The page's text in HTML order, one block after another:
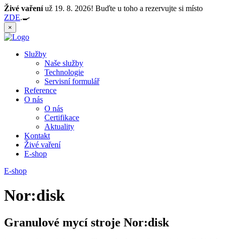
Živé vařeníuž 19. 8. 2026! Buďte u toho a rezervujte si místo
ZDE.🍳
×
Služby
Naše služby
Technologie
Servisní formulář
Reference
O nás
O nás
Certifikace
Aktuality
Kontakt
Živé vaření
E-shop
E-shop
Nor:disk
Granulové mycí stroje Nor:disk